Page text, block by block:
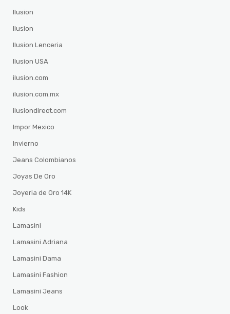
Ilusion
Ilusion
Ilusion Lenceria
Ilusion USA
ilusion.com
ilusion.com.mx
ilusiondirect.com
Impor Mexico
Invierno
Jeans Colombianos
Joyas De Oro
Joyeria de Oro 14K
Kids
Lamasini
Lamasini Adriana
Lamasini Dama
Lamasini Fashion
Lamasini Jeans
Look